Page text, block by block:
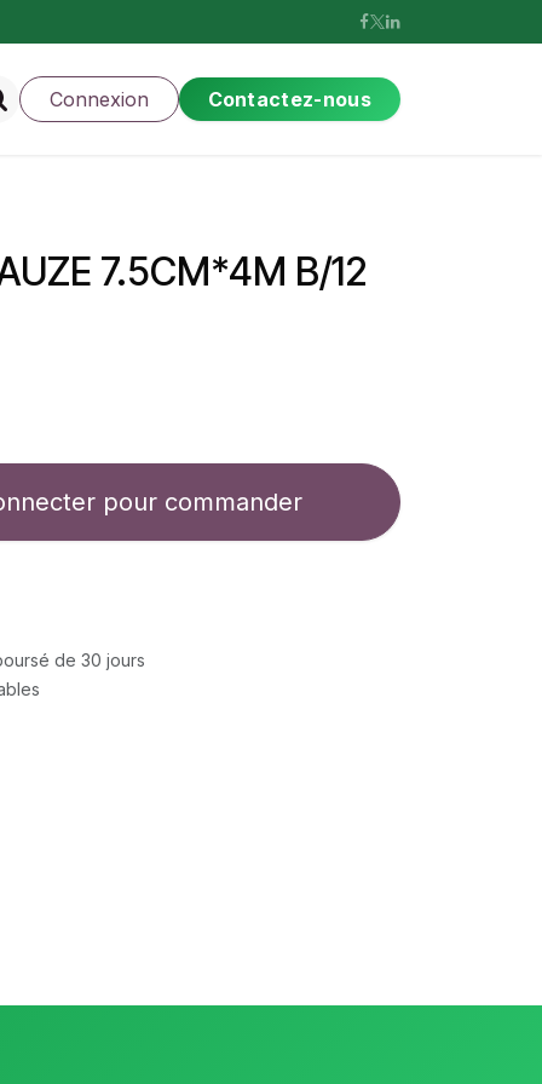
Connexion Contactez-nous
7.5CM*4M B/12
pour commander
de 30 jours